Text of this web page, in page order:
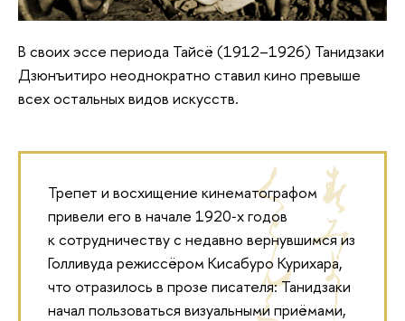
В своих эссе периода Тайсё (1912–1926) Танидзаки
Дзюнъитиро неоднократно ставил кино превыше
всех остальных видов искусств.
Трепет и восхищение кинематографом
привели его в начале 1920‑х годов
к сотрудничеству с недавно вернувшимся из
Голливуда режиссёром Кисабуро Курихара,
что отразилось в прозе писателя: Танидзаки
начал пользоваться визуальными приёмами,